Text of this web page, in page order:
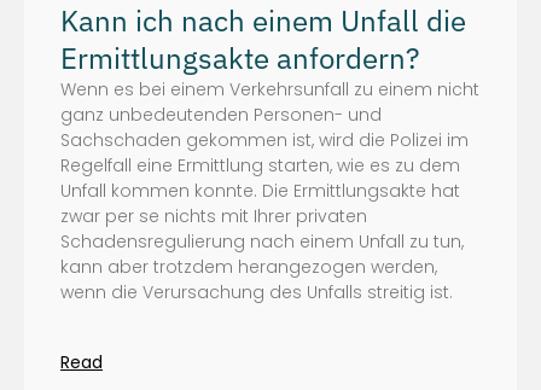
Kann ich nach einem Unfall die
Ermittlungsakte anfordern?
Wenn es bei einem Verkehrsunfall zu einem nicht
ganz unbedeutenden Personen- und
Sachschaden gekommen ist, wird die Polizei im
Regelfall eine Ermittlung starten, wie es zu dem
Unfall kommen konnte. Die Ermittlungsakte hat
zwar per se nichts mit Ihrer privaten
Schadensregulierung nach einem Unfall zu tun,
kann aber trotzdem herangezogen werden,
wenn die Verursachung des Unfalls streitig ist.
Read